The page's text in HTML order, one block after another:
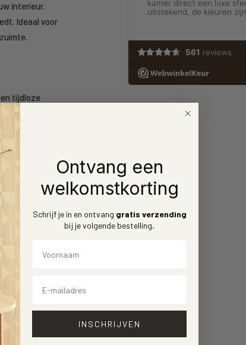
interieur.
Ideaal voor
tijdloze
te
genieten van
kantoren en
kunstwerken.
stralen met dit
de Hooked on
Ontvang een
welkomstkorting
Schrijf je in en ontvang gratis verzending
bij je volgende bestelling.
INSCHRIJVEN